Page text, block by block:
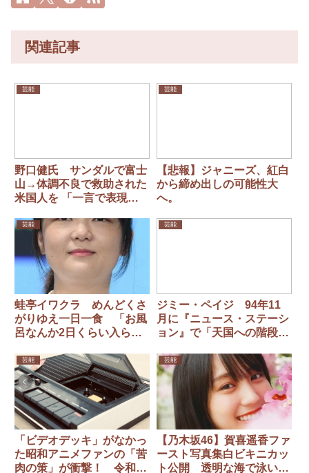
関連記事
芸能
野口健氏 サンダルで富士
山→体調不良で救助された
米国人を 「一言で表現す
芸能
【悲報】ジャニーズ、紅白
から締め出しの可能性大
へ。
芸能
蛙亭イワクラ めんどくさ
がりゆえ一日一食 「お風
呂なんか2日くらい入らな
芸能
ジミー・ペイジ 94年11
月に『ニュース・ステーシ
ョン』で「天国への階段」
芸能
「ビデオデッキ」がなかっ
た昭和アニメファンの「苦
肉の策」が衝撃！ 令和の
芸能
【乃木坂46】賀喜遥香ファ
ースト写真集白ビキニカッ
ト公開 透明な海で泳いだ